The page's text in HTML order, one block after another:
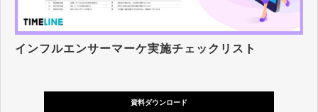
インフルエンサーマーケ実施チェックリスト
資料ダウンロード